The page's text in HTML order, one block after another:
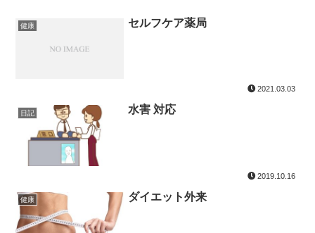
健康 セルフケア薬局
2021.03.03
日記 水害 対応
2019.10.16
健康 ダイエット外来